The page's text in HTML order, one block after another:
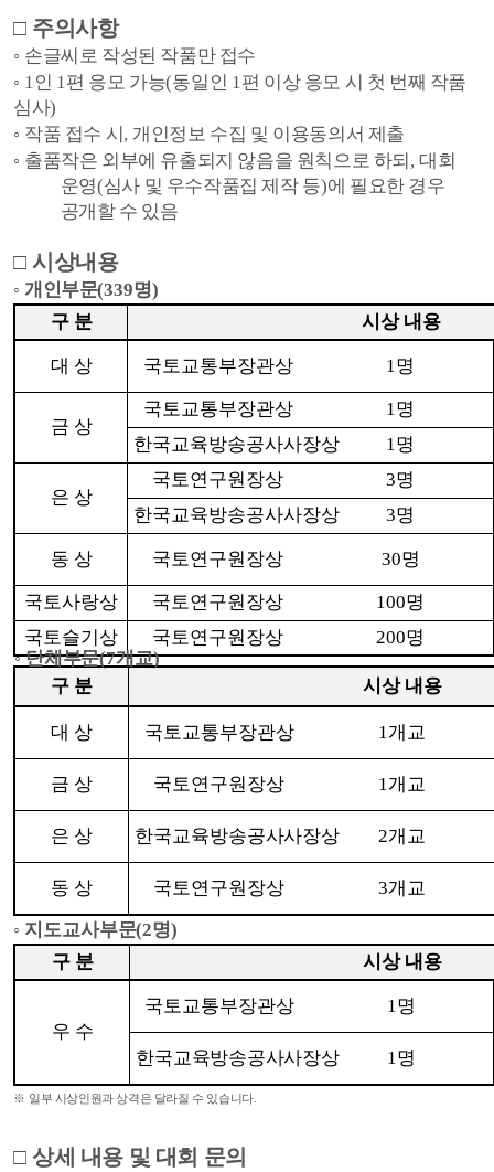
□ 주의사항
◦ 손글씨로 작성된 작품만 접수
◦ 1 인 1 편 응모 가능(동일인 1 편 이상 응모 시 첫 번째 작품
심사)
◦ 작품 접수 시, 개인정보 수집 및 이용동의서 제출
◦ 출품작은 외부에 유출되지 않음을 원칙으로 하되 , 대회
운영(심사 및 우수작품집 제작 등)에 필요한 경우
공개할 수 있음
□ 시상내용
◦ 개인부문(339명)
구 분
시상 내용
대 상 국토교통부장관상 1 명
금 상
국토교통부장관상 1 명
한국교육방송공사사장상
1 명
은 상
국토연구원장상 3명
한국교육방송공사사장상
3명
동 상 국토연구원장상 30명
국토사랑상 국토연구원장상 100명
국토슬기상
국토연구원장상 200명
◦ 단체부문(7개교)
구 분
시상 내용
대 상 국토교통부장관상 1개교
금 상 국토연구원장상 1개교
은 상 한국교육방송공사사장상 2개교
동 상 국토연구원장상 3개교
◦ 지도교사부문(2명)
구 분
시상 내용
우 수
국토교통부장관상 1 명
한국교육방송공사사장상 1 명
※ 일부 시상인원과 상격은 달라질 수 있습니다.
□ 상세 내용 및 대회 문의